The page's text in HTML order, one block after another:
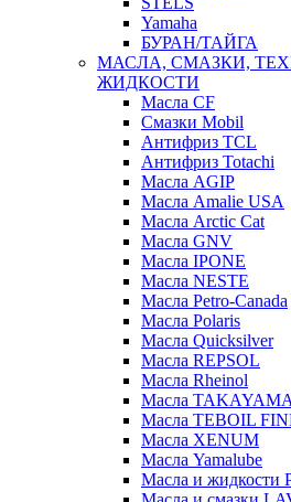
Yamaha
БУРАН/ТАЙГА
МАСЛА, СМАЗКИ,
ЖИДКОСТИ
Масла CF
Смазки Mobil
Антифриз TCL
Антифриз Totachi
Масла AGIP
Масла Amalie USA
Масла Arctic Cat
Масла GNV
Масла IPONE
Масла NESTE
Масла Petro-Canada
Масла Polaris
Масла Quicksilver
Масла REPSOL
Масла Rheinol
Масла TAKAYAMA
Масла TEBOIL
Масла XENUM
Масла Yamalube
Масла и жидкости